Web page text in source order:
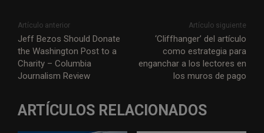
Artículo anterior
Jeff Bezos Should Donate
the Washington Post to a
Charity – Columbia
Journalism Review
Artículo siguiente
‘Cliffhanger’ del artículo
como estrategia para
enganchar a los lectores en
los muros de pago
ARTÍCULOS RELACIONADOS